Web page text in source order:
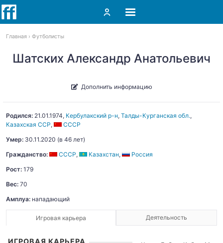
Главная Футболисты
Шатских Александр Анатольевич
Дополнить информацию
Родился: 21.01.1974, Кербулакский р-н, Талды-Курганская обл.,
Казахская ССР,
СССР
Умер: 30.11.2020 (в 46 лет)
Гражданство:
СССР, Казахстан,
Россия
Рост: 179
Вес: 70
Амплуа: нападающий
Игровая карьера Деятельность
ИГРОВАЯ КАРЬЕРА